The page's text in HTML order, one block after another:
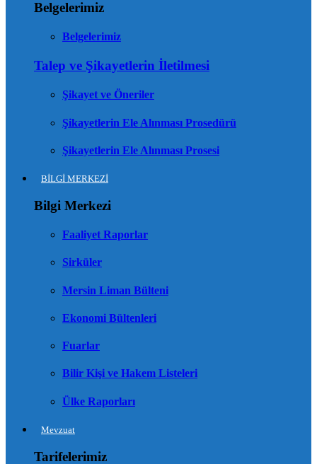
Belgelerimiz
Belgelerimiz
Talep ve Şikayetlerin İletilmesi
Şikayet ve Öneriler
Şikayetlerin Ele Alınması Prosedürü
Şikayetlerin Ele Alınması Prosesi
BİLGİ MERKEZİ
Bilgi Merkezi
Faaliyet Raporlar
Sirküler
Mersin Liman Bülteni
Ekonomi Bültenleri
Fuarlar
Bilir Kişi ve Hakem Listeleri
Ülke Raporları
Mevzuat
Tarifelerimiz